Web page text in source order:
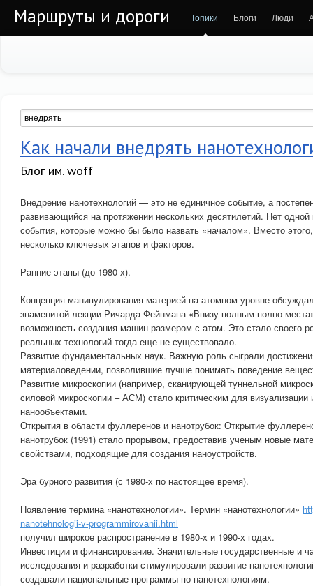
Маршруты и дороги Топики Блоги Люди
Как начали внедрять
Блог им. woff
Внедрение нанотехнологий — это не единичное событие, а
развивающийся на протяжении нескольких десятилетий. Нет одной
события, которые можно бы было назвать «началом». Вместо
несколько ключевых этапов и факторов.
Ранние этапы (до 1980-х).
Концепция манипулирования материей на атомном уровне
знаменитой лекции Ричарда Фейнмана «Внизу полным-полно
возможность создания машин размером с атом. Это стало своего
реальных технологий тогда еще не существовало.
Развитие фундаментальных наук. Важную роль сыграли
материаловедении, позволившие лучше понимать поведение
Развитие микроскопии (например, сканирующей туннельной
силовой микроскопии – АСМ) стало критическим для визуализации
нанообъектами.
Открытия в области фуллеренов и нанотрубок: Открытие
нанотрубок (1991) стало прорывом, предоставив ученым новые
свойствами, подходящие для создания наноустройств.
Эра бурного развития (с 1980-х по настоящее время).
Появление термина «нанотехнологии». Термин «нанотехнологии»
nanotehnologii-v-programmirovanii.html
получил широкое распространение в 1980-х и 1990-х годах.
Инвестиции и финансирование. Значительные государственные и
исследования и разработки стимулировали развитие
создавали национальные программы по нанотехнологиям.